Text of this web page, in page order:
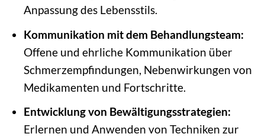
Anpassung des Lebensstils.
Kommunikation mit dem Behandlungsteam:
Offene und ehrliche Kommunikation über
Schmerzempfindungen, Nebenwirkungen von
Medikamenten und Fortschritte.
Entwicklung von Bewältigungsstrategien:
Erlernen und Anwenden von Techniken zur